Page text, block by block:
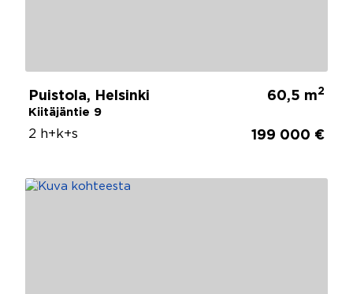
Puistola, Helsinki
Kiitäjäntie 9
60,5 m2
2 h+k+s 199 000 €